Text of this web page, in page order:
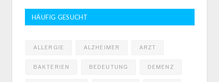
HÄUFIG GESUCHT
ALLERGIE ALZHEIMER ARZT
BAKTERIEN BEDEUTUNG DEMENZ